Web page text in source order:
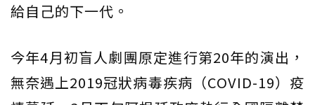
給自己的下一代。
今年4月初盲人劇團原定進行第20年的演出，
無奈遇上2019冠狀病毒疾病（COVID-19）疫